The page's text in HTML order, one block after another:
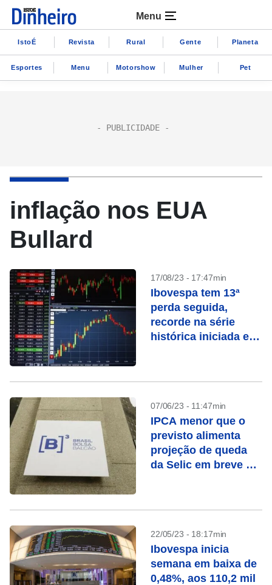
Menu
IstoÉ Revista Rural Gente Planeta
Esportes Menu Motorshow Mulher Pet
inflação nos EUA
Bullard
17/08/23 - 17:47min
Ibovespa tem 13ª
perda seguida,
recorde na série
histórica iniciada em
07/06/23 - 11:47min
IPCA menor que o
previsto alimenta
projeção de queda
da Selic em breve e
22/05/23 - 18:17min
Ibovespa inicia
semana em baixa de
0,48%, aos 110,2 mil